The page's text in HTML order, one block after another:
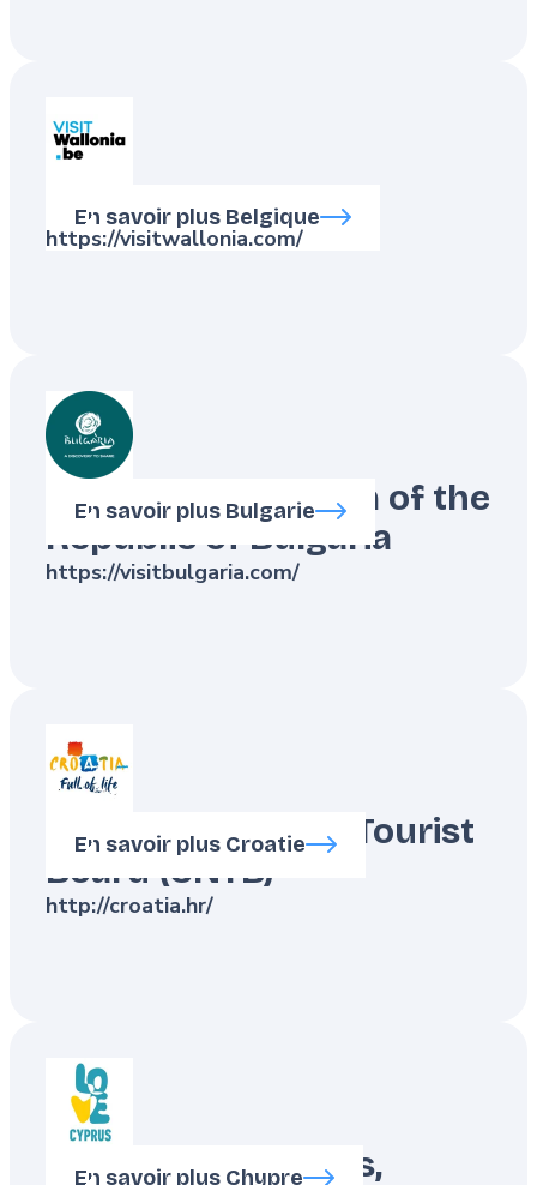
Visit Wallonia
https://visitwallonia.com/
En savoir plus Belgique
Ministry of Tourism of the
Republic of Bulgaria
https://visitbulgaria.com/
En savoir plus Bulgarie
Croatian National Tourist
Board (CNTB)
http://croatia.hr/
En savoir plus Croatie
Republic of Cyprus,
En savoir plus Chypre